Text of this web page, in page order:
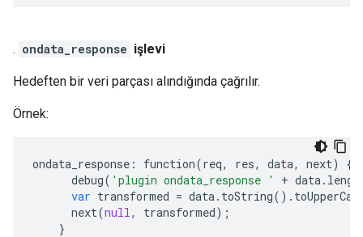
. ondata_response işlevi
Hedeften bir veri parçası alındığında çağrılır.
Örnek:
ondata_response : function(req, res, data, next)
{
debug( 'plugin ondata_response ' + data.
var transformed = data. toString() .
next(null, transformed);
}